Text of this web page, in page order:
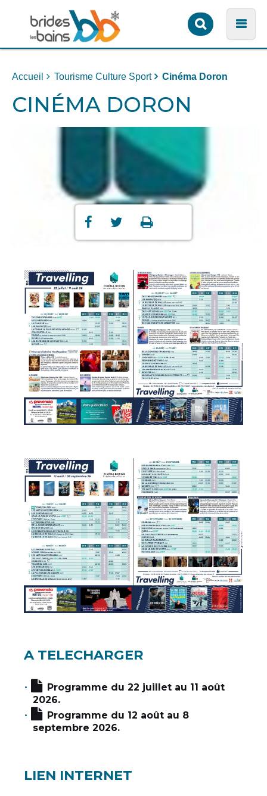
Formulaire
de
Accueil Tourisme Culture Sport Cinéma Doron
CINÉMA DORON

Partager
sur

Partager
sur
Imprimer
A TELECHARGER
Programme du 22 juillet au 11 août
2026.
Programme du 12 août au 8
septembre 2026.
LIEN INTERNET